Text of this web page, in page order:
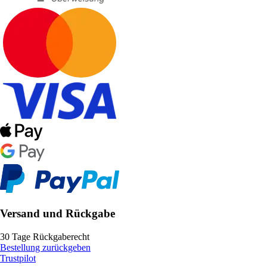
Versand und Rückgabe
30 Tage Rückgaberecht
Bestellung zurückgeben
Trustpilot